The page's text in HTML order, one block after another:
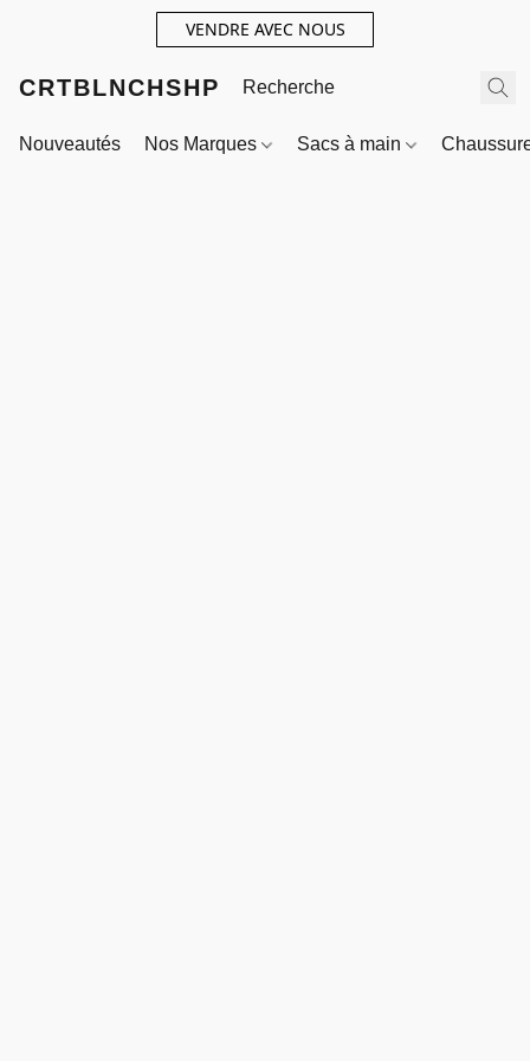
VENDRE AVEC NOUS
CRTBLNCHSHP
Nouveautés Nos Marques Sacs à main